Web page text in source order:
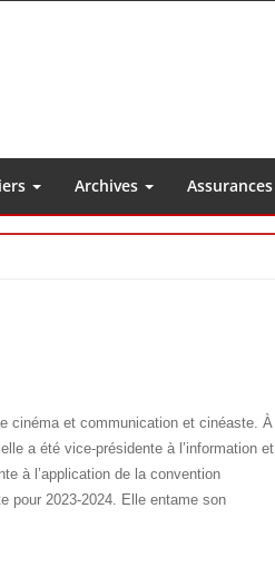
Archives Assurances
cinéma et communication et cinéaste. À
a été vice-présidente à l’information et
à l’application de la convention
pour 2023-2024. Elle entame son